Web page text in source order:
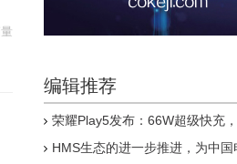
编辑推荐
荣耀Play5发布：66W超级快充，
HMS生态的进一步推进，为中